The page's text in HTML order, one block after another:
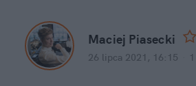
Maciej Piasecki
26 lipca 2021, 16:15